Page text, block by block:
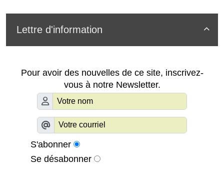

Lettre d'information
Pour avoir des nouvelles de ce site, inscrivez-
vous à notre Newsletter.
S'abonner
Se désabonner